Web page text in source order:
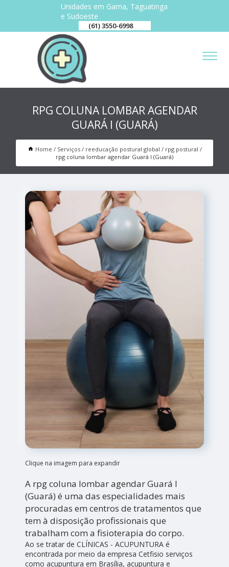
Unidades em Gama, Taguatinga
e Sudoeste
(61) 3550-6998
RPG COLUNA LOMBAR AGENDAR
GUARÁ I (GUARÁ)
Home Serviços reeducação postural global
rpg postural
rpg coluna lombar agendar Guará I (Guará)
Clique na imagem para expandir
A rpg coluna lombar agendar Guará I
(Guará) é uma das especialidades mais
procuradas em centros de tratamentos que
tem à disposição profissionais que
trabalham com a fisioterapia do corpo.
Ao se tratar de CLÍNICAS - ACUPUNTURA é
encontrada por meio da empresa Cetfisio serviços
como acupuntura em Brasília, acupuntura e